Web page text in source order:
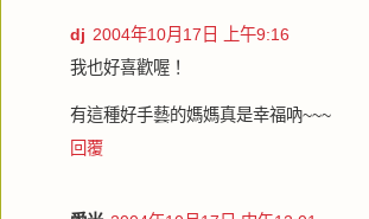
dj 2004年10月17日 上午9:16
我也好喜歡喔！
有這種好手藝的媽媽真是幸福吶~~~
回覆